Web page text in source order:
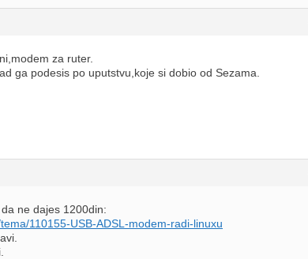
za ruter.
ga podesis po uputstvu,koje si dobio od Sezama.
ne dajes 1200din:
110155-USB-ADSL-modem-radi-linuxu